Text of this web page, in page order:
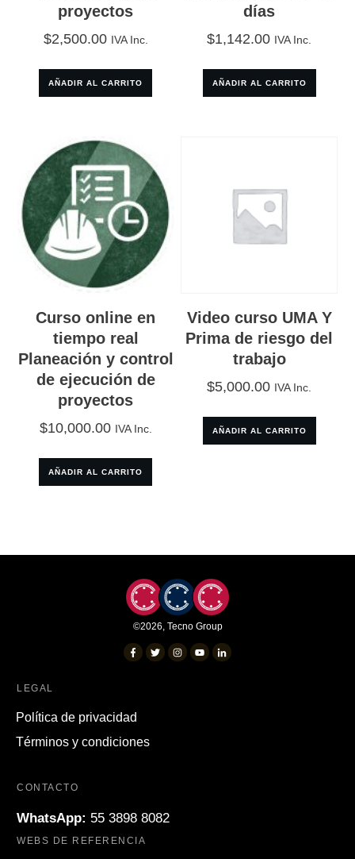
proyectos
$2,500.00 IVA Inc.
AÑADIR AL CARRITO
días
$1,142.00 IVA Inc.
AÑADIR AL CARRITO
Curso online en
tiempo real
Planeación y control
de ejecución de
proyectos
$10,000.00 IVA Inc.
AÑADIR AL CARRITO
Video curso UMA Y
Prima de riesgo del
trabajo
$5,000.00 IVA Inc.
AÑADIR AL CARRITO
©2026 Tecno Group
LEGAL
Política de privacidad
Términos y condiciones
CONTACTO
WhatsApp: 55 3898 8082
WEBS DE REFERENCIA